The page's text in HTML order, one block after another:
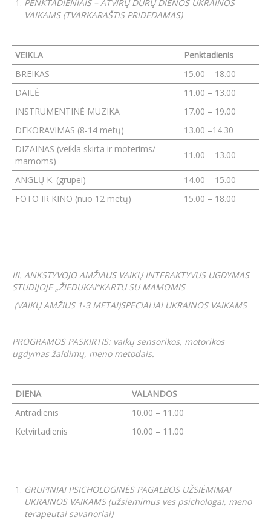
PENKTADIENIAIS – ATVIRŲ DURŲ DIENOS UKRAINOS
VAIKAMS (TVARKARAŠTIS PRIDEDAMAS)
VEIKLA
Penktadienis
BREIKAS
15.00 – 18.00
DAILĖ
11.00 – 13.00
INSTRUMENTINĖ MUZIKA
17.00 – 19.00
DEKORAVIMAS (8-14 metų)
13.00 –14.30
DIZAINAS (veikla skirta ir moterims/
mamoms)
11.00 – 13.00
ANGLŲ K. (grupei)
14.00 – 15.00
FOTO IR KINO (nuo 12 metų)
15.00 – 18.00
III. ANKSTYVOJO AMŽIAUS VAIKŲ INTERAKTYVUS UGDYMAS
STUDIJOJE „ŽIEDUKAI“KARTU SU MAMOMIS
(VAIKŲ AMŽIUS 1-3 METAI)SPECIALIAI UKRAINOS VAIKAMS
PROGRAMOS PASKIRTIS: vaikų sensorikos, motorikos
ugdymas žaidimų, meno metodais.
DIENA
VALANDOS
Antradienis
10.00 – 11.00
Ketvirtadienis
10.00 – 11.00
GRUPINIAI PSICHOLOGINĖS PAGALBOS UŽSIĖMIMAI
UKRAINOS VAIKAMS (užsiėmimus ves psichologai, meno
terapeutai savanoriai)